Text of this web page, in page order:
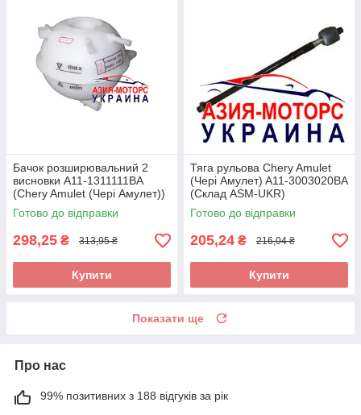
Бачок розширювальний 2
висновки A11-1311111BA
(Chery Amulet (Чері Амулет))
(Склад ASM-UKR)
Готово до відправки
298,25 ₴ 313,95 ₴
Купити
Тяга рульова Chery Amulet
(Чері Амулет) A11-3003020BA
(Склад ASM-UKR)
Готово до відправки
205,24 ₴ 216,04 ₴
Купити
Показати ще
Про нас
99% позитивних з 188 відгуків за рік